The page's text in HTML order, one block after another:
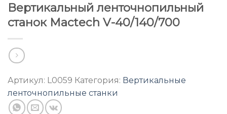
Вертикальный ленточнопильный
станок Mactech V-40/140/700
Артикул: L0059 Категория: Вертикальные
ленточнопильные станки